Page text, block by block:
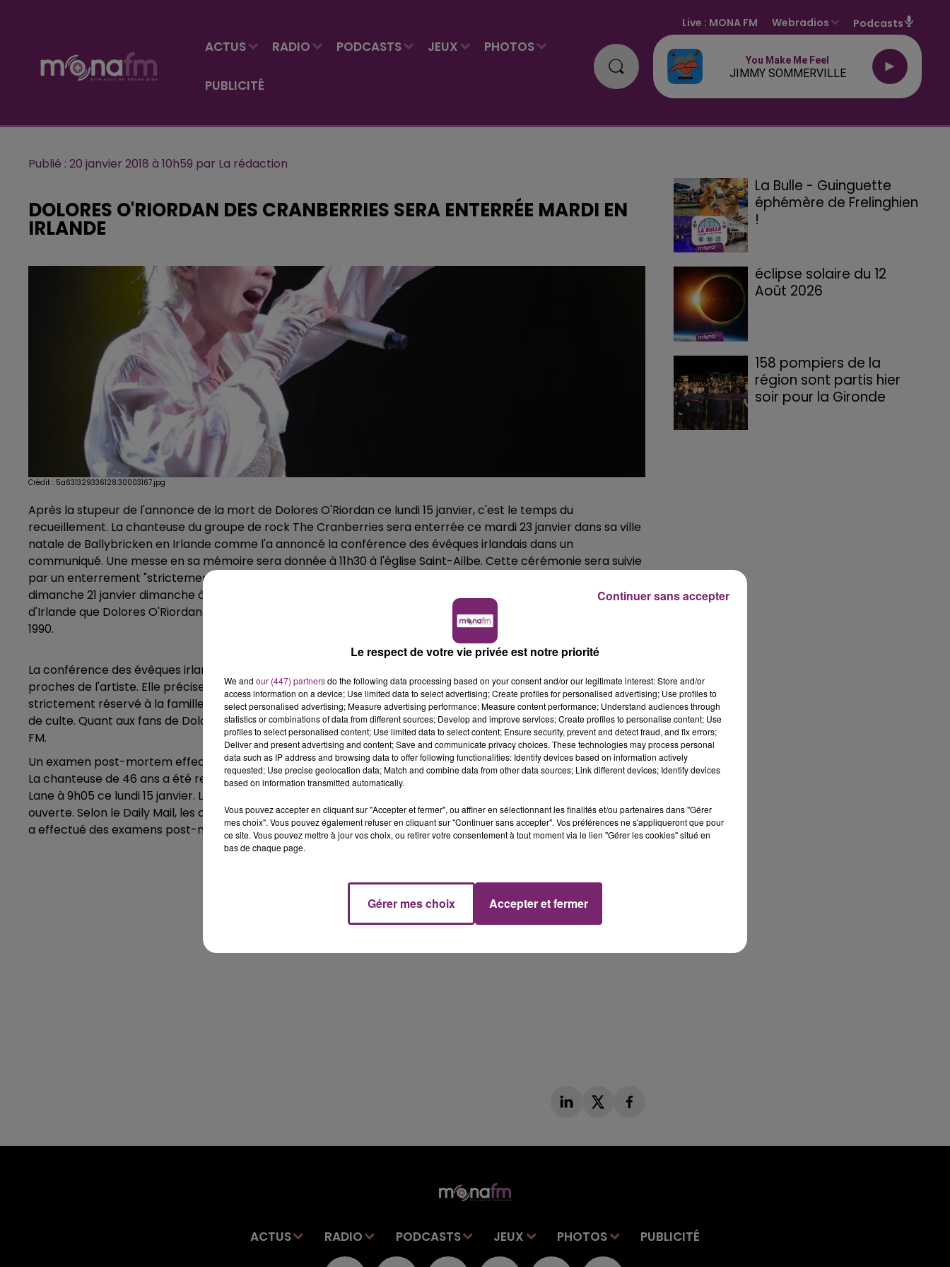
ACTUS RADIO PODCASTS JEUX PHOTOS
PUBLICITÉ
Live : MONA FM Webradios Podcasts
You Make Me Feel
JIMMY SOMMERVILLE
Publié : 20 janvier 2018 à 10h59 par La rédaction
DOLORES O'RIORDAN DES CRANBERRIES SERA ENTERRÉE MARDI EN
IRLANDE
Crédit : 5a631329336128.30003167.jpg
Après la stupeur de l'annonce de la mort de Dolores O'Riordan ce lundi 15 janvier, c'est le temps du
recueillement. La chanteuse du groupe de rock The Cranberries sera enterrée ce mardi 23 janvier dans sa ville
natale de Ballybricken en Irlande comme l'a annoncé la conférence des évêques irlandais dans un
communiqué. Une messe en sa mémoire sera donnée à 11h30 à l'église Saint-Ailbe. Cette cérémonie sera suivie
par un enterrement "strictement réservé à la famille." Avant ce dernier adieu, le public pourra se recueillir le
dimanche 21 janvier dimanche à l'église Saint-Joseph de Limerick, de 12h30 à 16h00. C'est dans cette ville
d'Irlande que Dolores O'Riordan et ses trois complices ont formé le groupe The Cranberries à la fin des années
1990.
La conférence des évêques irlandais a demandé à la presse de respecter ces moments douloureux pour les
proches de l'artiste. Elle précise que l'accès à l'église Saint-Ailbe, d'une capacité de 200 places, "est
strictement réservé à la famille et aux amis proches". Une zone sera réservée aux journalistes en dehors du lieu
de culte. Quant aux fans de Dolores O'Riordan, ils pourront suivre la messe en direct sur la radio locale Limerick
FM.
Un examen post-mortem effectué
La chanteuse de 46 ans a été retrouvée inanimée dans une chambre d'hôtel du quartier londonien de Park
Lane à 9h05 ce lundi 15 janvier. La police ne considère pas sa mort comme "suspecte" mais une enquête a été
ouverte. Selon le Daily Mail, les causes de son décès demeurent pour l'instant un "mystère". Le médecin légiste
a effectué des examens post-mortem dont le résultat complet n'est pas attendu avant début avril.
La Bulle - Guinguette
éphémère de Frelinghien
!
éclipse solaire du 12
Août 2026
158 pompiers de la
région sont partis hier
soir pour la Gironde
ACTUS RADIO PODCASTS JEUX PHOTOS PUBLICITÉ
Le respect de votre vie privée est notre priorité
We and our (447) partnersdo the following data processing based on your consent and/or our legitimate interest: Store and/or
access information on a device; Use limited data to select advertising; Create profiles for personalised advertising; Use profiles to
select personalised advertising; Measure advertising performance; Measure content performance; Understand audiences through
statistics or combinations of data from different sources; Develop and improve services; Create profiles to personalise content; Use
profiles to select personalised content; Use limited data to select content; Ensure security, prevent and detect fraud, and fix errors;
Deliver and present advertising and content; Save and communicate privacy choices. These technologies may process personal
data such as IP address and browsing data to offer following functionalities: Identify devices based on information actively
requested; Use precise geolocation data; Match and combine data from other data sources; Link different devices; Identify devices
based on information transmitted automatically.
Vous pouvez accepter en cliquant sur "Accepter et fermer", ou affiner en sélectionnant les finalités et/ou partenaires dans "Gérer
mes choix". Vous pouvez également refuser en cliquant sur "Continuer sans accepter". Vos préférences ne s'appliqueront que pour
ce site. Vous pouvez mettre à jour vos choix, ou retirer votre consentement à tout moment via le lien "Gérer les cookies" situé en
bas de chaque page.
Gérer mes choix Accepter et fermer
Continuer sans accepter